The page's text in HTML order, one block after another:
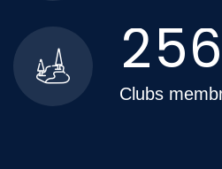
256
Clubs